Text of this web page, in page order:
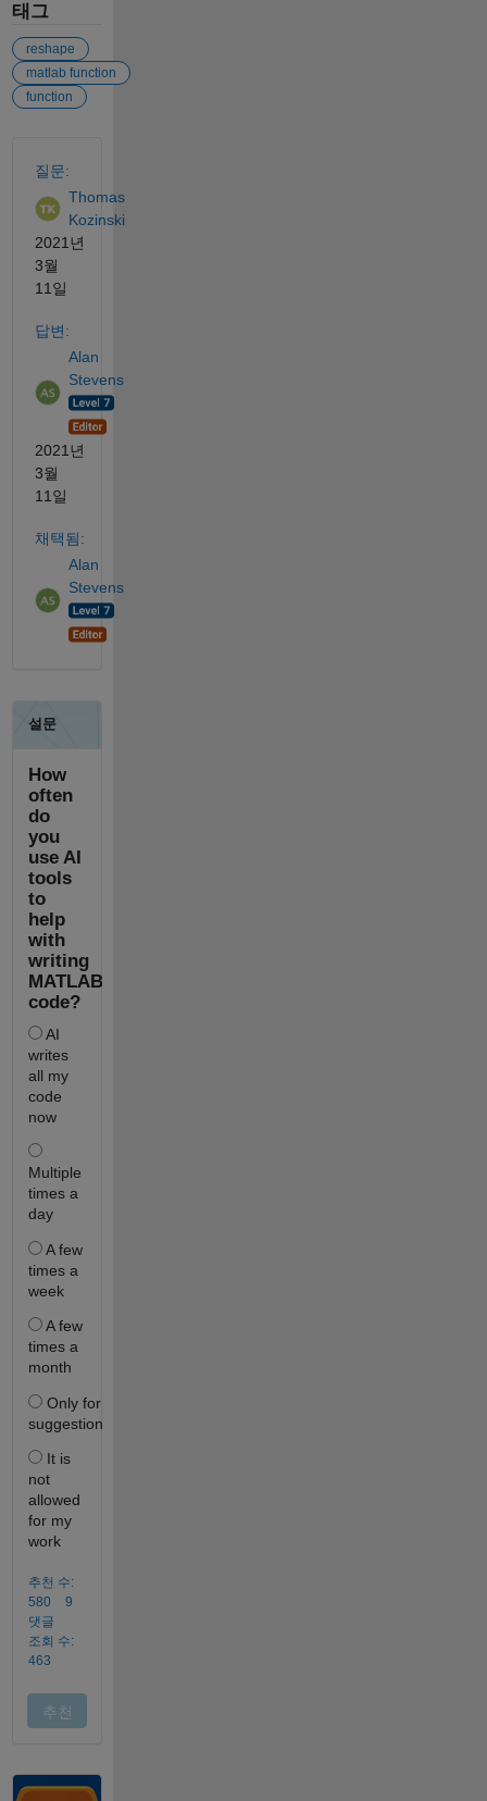
태그
reshape
matlab function
function
질문:
Thomas
Kozinski
2021년
3월
11일
답변:
Alan
Stevens
2021년
3월
11일
채택됨:
Alan
Stevens